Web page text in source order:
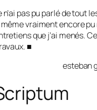
pas pu parlé de tout
vraiment encore
que j’ai menés.
■
esteban